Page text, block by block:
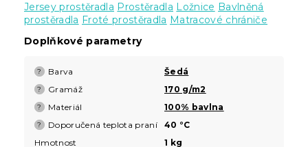
Jersey prostěradla Prostěradla Ložnice Bavlněná
prostěradla Froté prostěradla Matracové chrániče
Doplňkové parametry
? Barva Šedá
? Gramáž 170 g/m2
? Materiál 100% bavlna
? Doporučená teplota praní
40 °C
Hmotnost
1 kg